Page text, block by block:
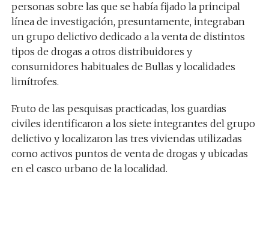
personas sobre las que se había fijado la principal
línea de investigación, presuntamente, integraban
un grupo delictivo dedicado a la venta de distintos
tipos de drogas a otros distribuidores y
consumidores habituales de Bullas y localidades
limítrofes.
Fruto de las pesquisas practicadas, los guardias
civiles identificaron a los siete integrantes del grupo
delictivo y localizaron las tres viviendas utilizadas
como activos puntos de venta de drogas y ubicadas
en el casco urbano de la localidad.